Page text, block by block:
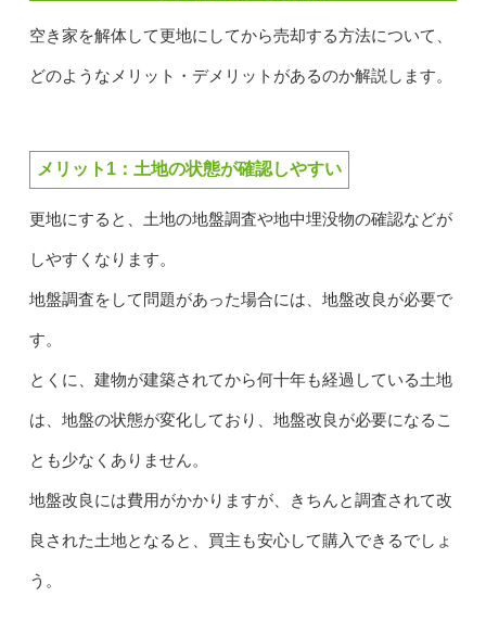
空き家を解体して更地にしてから売却する方法について、
どのようなメリット・デメリットがあるのか解説します。
メリット1：土地の状態が確認しやすい
更地にすると、土地の地盤調査や地中埋没物の確認などが
しやすくなります。
地盤調査をして問題があった場合には、地盤改良が必要で
す。
とくに、建物が建築されてから何十年も経過している土地
は、地盤の状態が変化しており、地盤改良が必要になるこ
とも少なくありません。
地盤改良には費用がかかりますが、きちんと調査されて改
良された土地となると、買主も安心して購入できるでしょ
う。